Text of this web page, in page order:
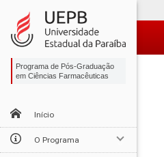
para
conteúdo
para
menu
para
busca
para
rodapé

Programa de Pós-Graduação
em Ciências Farmacêuticas
Início
O Programa